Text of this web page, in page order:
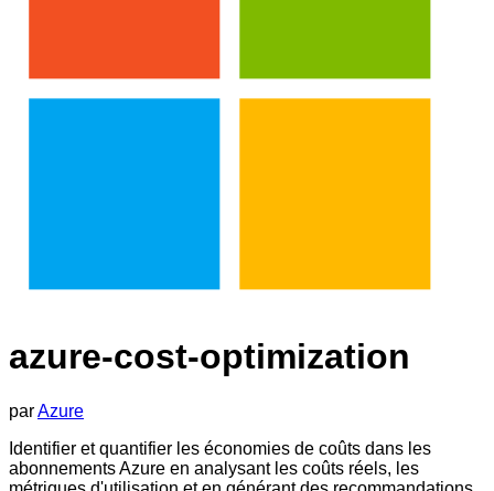
azure-cost-optimization
parAzure
Identifier et quantifier les économies de coûts dans les
abonnements Azure en analysant les coûts réels, les